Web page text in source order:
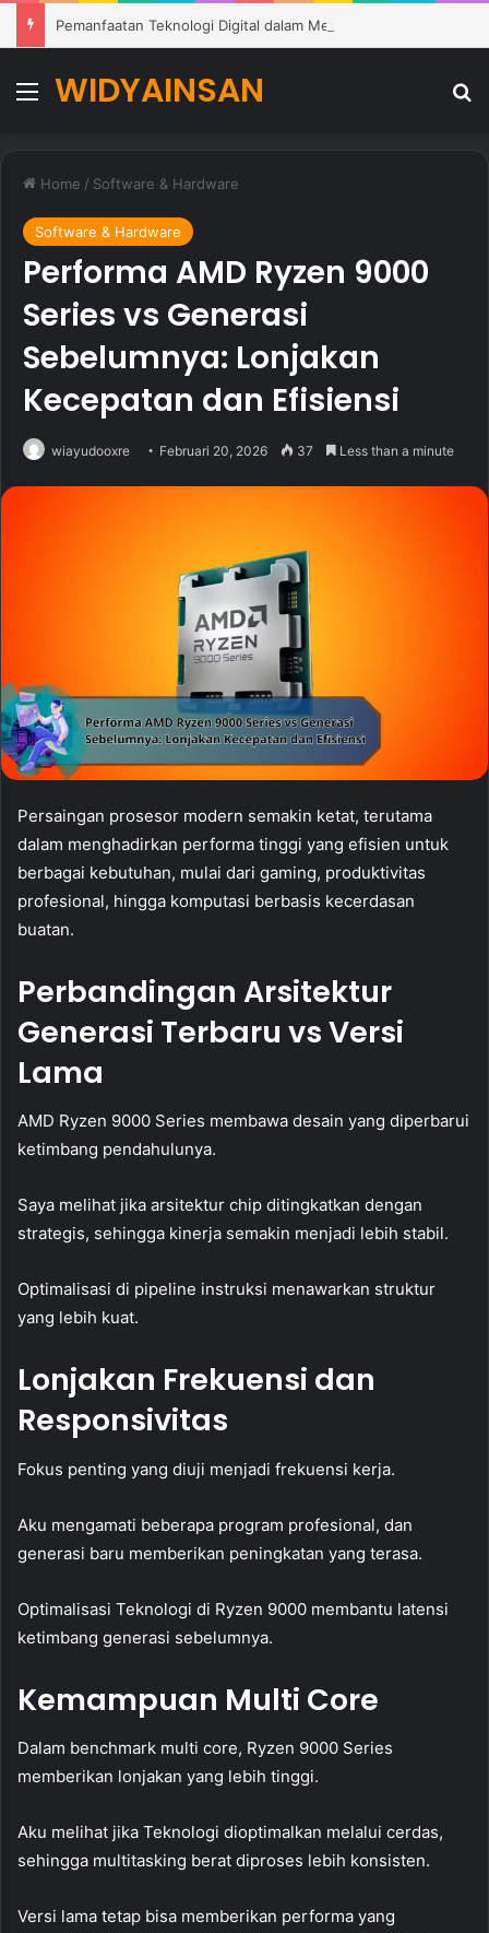
Menu
WIDYAINSAN
Home / Software & Hardware
Software & Hardware
Performa AMD Ryzen 9000
Series vs Generasi
Sebelumnya: Lonjakan
Kecepatan dan Efisiensi
wiayudooxre Februari 20, 2026 37 Less than a minute
Persaingan prosesor modern semakin ketat, terutama
dalam menghadirkan performa tinggi yang efisien untuk
berbagai kebutuhan, mulai dari gaming, produktivitas
profesional, hingga komputasi berbasis kecerdasan
buatan.
Perbandingan Arsitektur
Generasi Terbaru vs Versi
Lama
AMD Ryzen 9000 Series membawa desain yang diperbarui
ketimbang pendahulunya.
Saya melihat jika arsitektur chip ditingkatkan dengan
strategis, sehingga kinerja semakin menjadi lebih stabil.
Optimalisasi di pipeline instruksi menawarkan struktur
yang lebih kuat.
Lonjakan Frekuensi dan
Responsivitas
Fokus penting yang diuji menjadi frekuensi kerja.
Aku mengamati beberapa program profesional, dan
generasi baru memberikan peningkatan yang terasa.
Optimalisasi Teknologi di Ryzen 9000 membantu latensi
ketimbang generasi sebelumnya.
Kemampuan Multi Core
Dalam benchmark multi core, Ryzen 9000 Series
memberikan lonjakan yang lebih tinggi.
Aku melihat jika Teknologi dioptimalkan melalui cerdas,
sehingga multitasking berat diproses lebih konsisten.
Versi lama tetap bisa memberikan performa yang